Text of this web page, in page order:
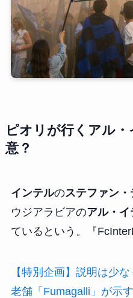
ピオリ が行くアル・
意？
インテルのステファン・
ウジアラビアのアル・イ
ているという。『
【特別企画】説明は少
老舗「Fumagalli」が示